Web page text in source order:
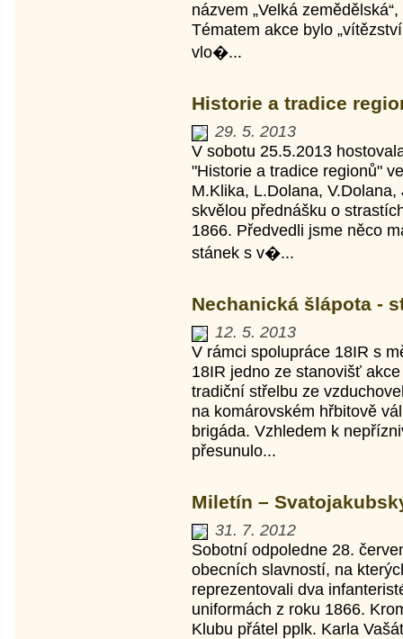
názvem „Velká
Tématem akce bylo
vlo�...
Historie a tradice
29. 5. 2013
V sobotu 25.5.2013
"Historie a tradice regionů"
M.Klika, L.Dolana,
skvělou přednášku o
1866. Předvedli jsme něco
stánek s v�...
Nechanická šlápota -
12. 5. 2013
V rámci spolupráce 18IR s
18IR jedno ze stanovišť
tradiční střelbu ze
na komárovském hřbitově
brigáda. Vzhledem k
přesunulo...
Miletín –
31. 7. 2012
Sobotní odpoledne 28.
obecních slavností, na
reprezentovali dva
uniformách z roku 1866.
Klubu přátel pplk. Karla